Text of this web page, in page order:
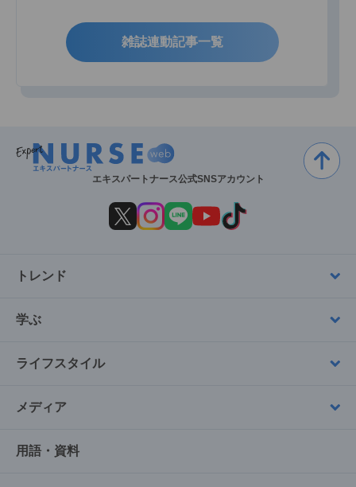
雑誌連動記事一覧
エキスパートナース公式SNSアカウント
トレンド
学ぶ
ライフスタイル
メディア
用語・資料